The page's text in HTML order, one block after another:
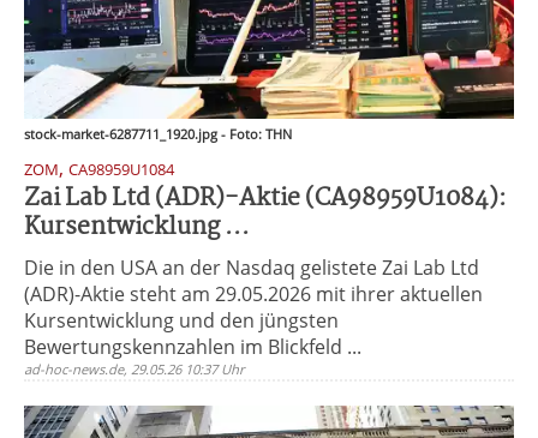
stock-market-6287711_1920.jpg - Foto: THN
ZOM, CA98959U1084
Zai Lab Ltd (ADR)-Aktie (CA98959U1084):
Kursentwicklung ...
Die in den USA an der Nasdaq gelistete Zai Lab Ltd
(ADR)-Aktie steht am 29.05.2026 mit ihrer aktuellen
Kursentwicklung und den jüngsten
Bewertungskennzahlen im Blickfeld ...
ad-hoc-news.de, 29.05.26 10:37 Uhr